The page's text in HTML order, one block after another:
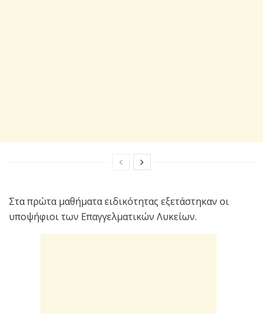
Στα πρώτα μαθήματα ειδικότητας εξετάστηκαν οι
υποψήφιοι των Επαγγελματικών Λυκείων.